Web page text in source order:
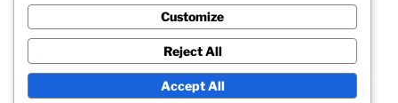
Ponosno pokreće WordPress
Customize
Reject All
Accept All